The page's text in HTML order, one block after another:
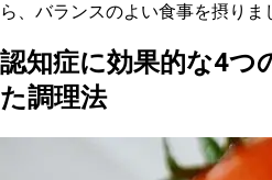
ら、バランスのよい食事を摂りま
認知症に効果的な4つ
た調理法